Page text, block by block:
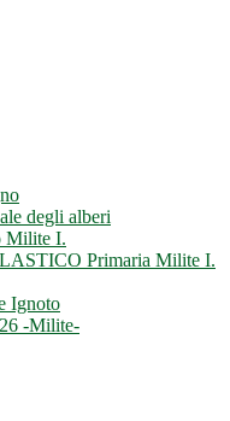
degli alberi
Milite I.
Primaria Milite I.
Ignoto
-Milite-